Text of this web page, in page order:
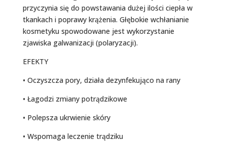
przyczynia się do powstawania dużej ilości ciepła w
tkankach i poprawy krążenia. Głębokie wchłanianie
kosmetyku spowodowane jest wykorzystanie
zjawiska galwanizacji (polaryzacji).
EFEKTY
• Oczyszcza pory, działa dezynfekująco na rany
• Łagodzi zmiany potrądzikowe
• Polepsza ukrwienie skóry
• Wspomaga leczenie trądziku